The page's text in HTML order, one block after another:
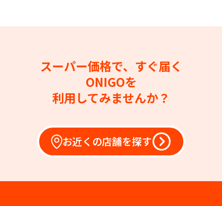
スーパー価格で、すぐ届く
ONIGOを
利用してみませんか？
お近くの店舗を探す